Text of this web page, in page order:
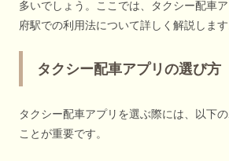
多いでしょう。ここでは、タクシー配車
府駅での利用法について詳しく解説します
タクシー配車アプリの選び方
タクシー配車アプリを選ぶ際には、以下
ことが重要です。